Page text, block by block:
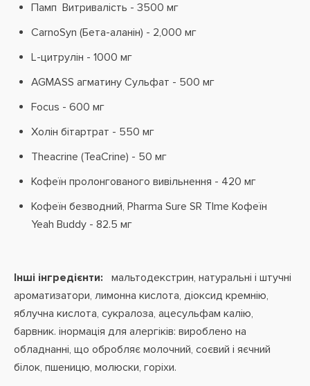
Памп Витривалість - 3500 мг
CarnoSyn (Бета-аланін) - 2,000 мг
L-цитрулін - 1000 мг
AGMASS агматину Сульфат - 500 мг
Focus - 600 мг
Холін бітартрат - 550 мг
Theacrine (TeaCrine) - 50 мг
Кофеїн пролонгованого вивільнення - 420 мг
Кофеїн безводний, Pharma Sure SR TIme Кофеїн
Yeah Buddy - 82.5 мг
Інші інгредієнти:
мальтодекстрин, натуральні і штучні
ароматизатори, лимонна кислота, діоксид кремнію,
яблучна кислота, сукралоза, ацесульфам калію,
барвник. інормація для алергіків: вироблено на
обладнанні, що обробляє молочний, соєвий і яєчний
білок, пшеницю, молюски, горіхи.